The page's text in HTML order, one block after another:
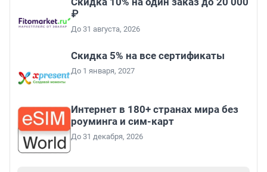
₽
До 31 августа, 2026
Скидка 5% на все сертификаты
До 1 января, 2027
Интернет в 180+ странах мира без
роуминга и сим-карт
До 31 декабря, 2026